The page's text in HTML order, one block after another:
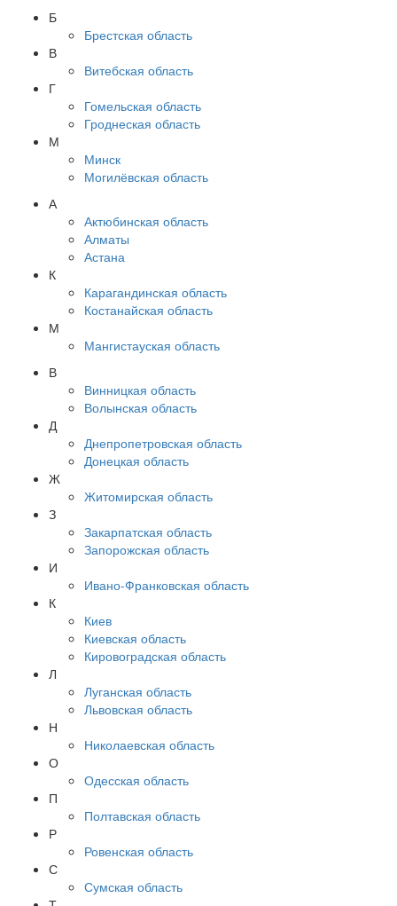
Б
Брестская область
В
Витебская область
Г
Гомельская область
Гроднеская область
М
Минск
Могилёвская область
А
Актюбинская область
Алматы
Астана
К
Карагандинская область
Костанайская область
М
Мангистауская область
В
Винницкая область
Волынская область
Д
Днепропетровская область
Донецкая область
Ж
Житомирская область
З
Закарпатская область
Запорожская область
И
Ивано-Франковская область
К
Киев
Киевская область
Кировоградская область
Л
Луганская область
Львовская область
Н
Николаевская область
О
Одесская область
П
Полтавская область
Р
Ровенская область
С
Сумская область